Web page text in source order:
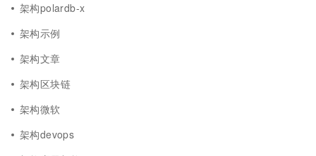
架构polardb-x
架构示例
架构文章
架构区块链
架构微软
架构devops